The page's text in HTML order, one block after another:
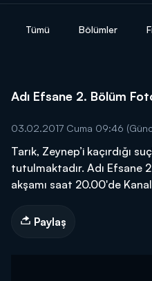
Tümü Bölümler
Adı Efsane 2. Bölüm
03.02.2017 Cuma 09:46
Tarık, Zeynep’i kaçırdığı
tutulmaktadır. Adı Efsane
akşamı saat 20.00'de
Paylaş